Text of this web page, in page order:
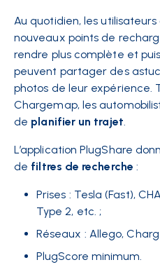
Au quotidien, les
nouveaux points de
rendre plus complète et
peuvent partager des
photos de leur expérience.
Chargemap, les
de planifier un trajet.
L’application PlugShare
de filtres de recherche :
Prises : Tesla (Fast),
Type 2, etc. ;
Réseaux : Allego,
PlugScore minimum.